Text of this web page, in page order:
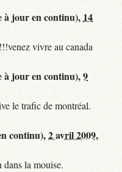
à jour en continu), 14
vivre au canada
à jour en continu),9
le trafic de montréal.
continu),2 avril 2009,
dans la mouise.